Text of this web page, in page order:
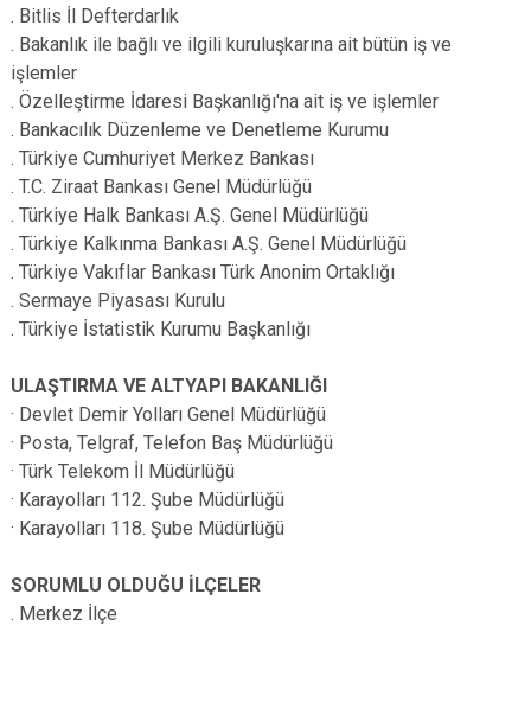
. Bitlis İl Defterdarlık
. Bakanlık ile bağlı ve ilgili kuruluşkarına ait bütün iş ve
işlemler
. Özelleştirme İdaresi Başkanlığı'na ait iş ve işlemler
. Bankacılık Düzenleme ve Denetleme Kurumu
. Türkiye Cumhuriyet Merkez Bankası
. T.C. Ziraat Bankası Genel Müdürlüğü
. Türkiye Halk Bankası A.Ş. Genel Müdürlüğü
. Türkiye Kalkınma Bankası A.Ş. Genel Müdürlüğü
. Türkiye Vakıflar Bankası Türk Anonim Ortaklığı
. Sermaye Piyasası Kurulu
. Türkiye İstatistik Kurumu Başkanlığı
ULAŞTIRMA VE ALTYAPI BAKANLIĞI
· Devlet Demir Yolları Genel Müdürlüğü
· Posta, Telgraf, Telefon Baş Müdürlüğü
· Türk Telekom İl Müdürlüğü
· Karayolları 112. Şube Müdürlüğü
· Karayolları 118. Şube Müdürlüğü
SORUMLU OLDUĞU İLÇELER
. Merkez İlçe